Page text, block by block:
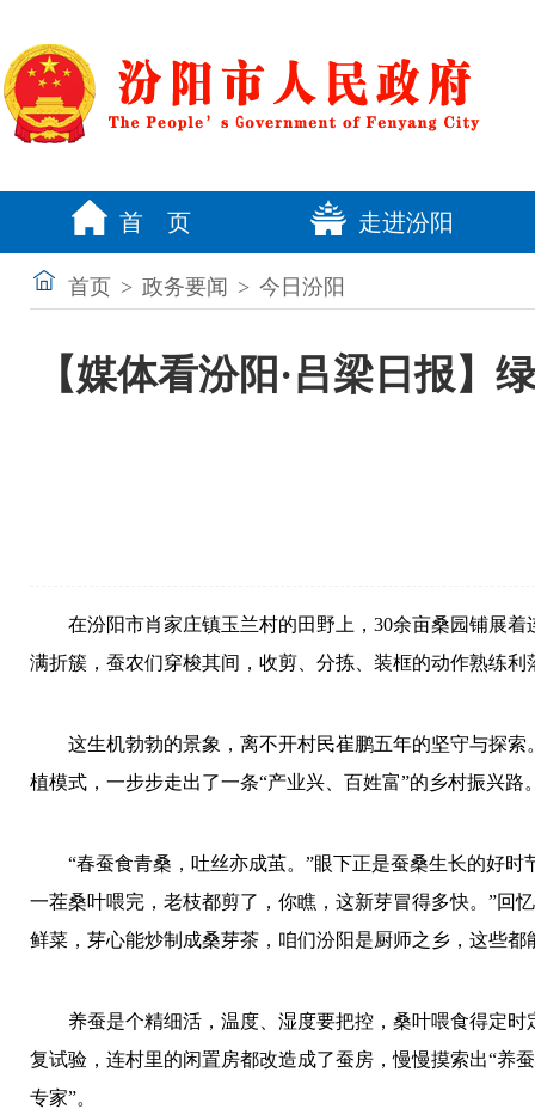
首 页 走进汾阳
首页 > 政务要闻 > 今日汾阳
【媒体看汾阳·吕梁日报
在汾阳市肖家庄镇玉兰村的田野上，30余亩桑园铺展
满折簇，蚕农们穿梭其间，收剪、分拣、装框的动作熟练
这生机勃勃的景象，离不开村民崔鹏五年的坚守与探
植模式，一步步走出了一条“产业兴、百姓富”的乡村振兴路
“春蚕食青桑，吐丝亦成茧。”眼下正是蚕桑生长的好
一茬桑叶喂完，老枝都剪了，你瞧，这新芽冒得多快。”回
鲜菜，芽心能炒制成桑芽茶，咱们汾阳是厨师之乡，这些
养蚕是个精细活，温度、湿度要把控，桑叶喂食得定
复试验，连村里的闲置房都改造成了蚕房，慢慢摸索出“养
专家”。